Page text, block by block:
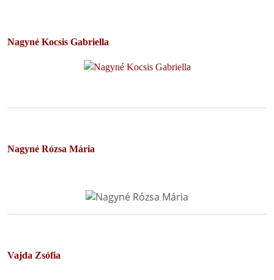
Nagyné Kocsis Gabriella
Nagyné Rózsa Mária
Vajda Zsófia